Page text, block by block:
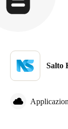
Norway
NorskEnglish
Finland
Salto